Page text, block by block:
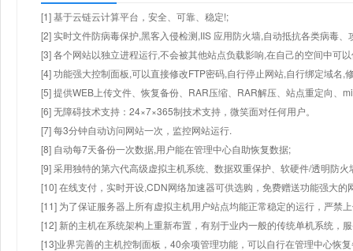
[1] 基于云链云计算平台，安全、可靠、稳定!;
[2] 实时文件防病毒保护,黑客入侵检测,IIS 应用防火墙,自动抵抗各类病毒、
[3] 各个网站以独立进程运行,不会被其他站点负载影响,在自己的空间中可
[4] 功能强大控制面板,可以直接修改FTP密码,自行停止网站,自行绑定域名,
[5] 提供WEB上传文件、恢复备份、RAR压缩、RAR解压、站点重定向、
[6] 无障碍技术支持：24×7×365制技术支持，微笑面对任何用户。
[7] 每3分钟自动访问网站一次，监控网站运行.
[8] 自动每7天备份一次数据,用户能在管理中心自助恢复数据;
[9] 采用独特的第六代高级虚拟主机系统、数据双重保护、软硬件/透明防火
[10] 在线支付，实时开设,CDN网络加速器可供选购，免费赠送功能强大
[11] 为了保证服务器上所有虚拟主机用户站点均能正常稳定的运行，严禁
[12] 新的主机在系统架构上重新布置，有别于业内一般的传统单机系统，
[13]业界完善的主机控制面板，40余项管理功能，可以自行在管理中心恢